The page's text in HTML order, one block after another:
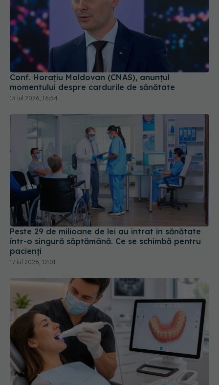
Conf. Horațiu Moldovan (CNAS), anunțul
momentului despre cardurile de sănătate
15 iul 2026, 16:54
Peste 29 de milioane de lei au intrat în sănătate
într-o singură săptămână. Ce se schimbă pentru
pacienți
17 iul 2026, 12:01